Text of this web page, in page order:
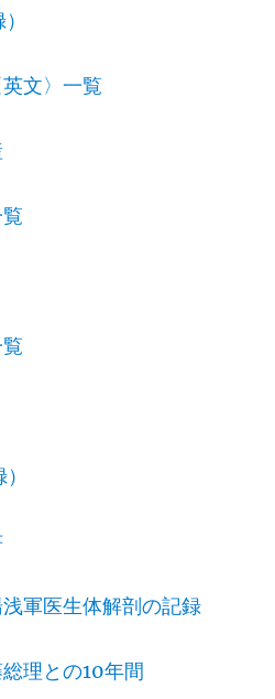
文〉一覧
軍医生体解剖の記録
理との10年間